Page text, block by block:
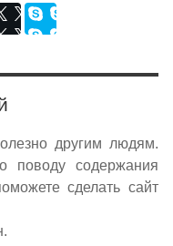
другим людям.
поводу содержания
сделать сайт